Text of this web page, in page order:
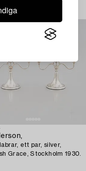
ett par, silver,
Swedish Grace, Stockholm 1930.